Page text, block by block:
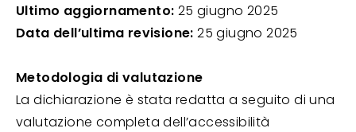
Ultimo aggiornamento: 25 giugno 2025
Data dell’ultima revisione: 25 giugno 2025
Metodologia di valutazione
La dichiarazione è stata redatta a seguito di una
valutazione completa dell’accessibilità